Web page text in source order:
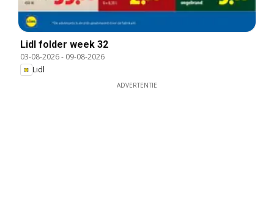
Lidl folder week 32
03-08-2026- 09-08-2026
Lidl
ADVERTENTIE